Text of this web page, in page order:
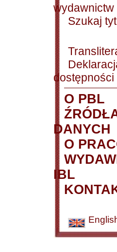
wydawnictw
Szukaj
dostępności
O PBL
DANYCH
O
IBL